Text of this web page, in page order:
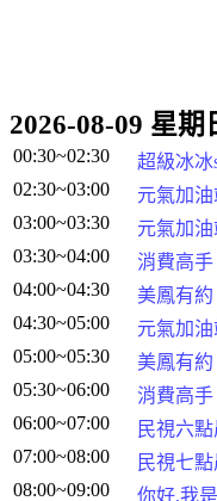
2026-08-09 星期
00:30~02:30 超級冰冰
02:30~03:00
元氣加油
03:00~03:30
元氣加油
03:30~04:00
消費高手
04:00~04:30
美鳳有約
04:30~05:00
元氣加油
05:00~05:30
美鳳有約
05:30~06:00
消費高手
06:00~07:00
民視六
07:00~08:00
民視七
08:00~09:00
你好,我